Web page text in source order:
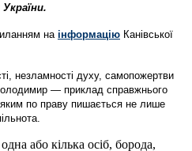
на інформацію Канівської
незламності духу, самопожертви
— приклад справжнього
по праву пишається не лише